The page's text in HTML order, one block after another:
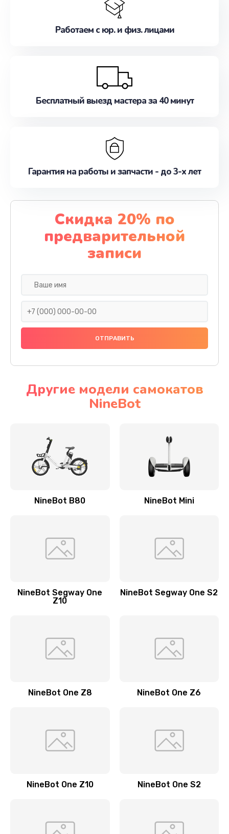
Работаем с юр. и физ. лицами
Бесплатный выезд мастера за 40 минут
Гарантия на работы и запчасти - до 3-х лет
Скидка 20% по
предварительной
записи
Другие модели самокатов
NineBot
NineBot B80 NineBot Mini
NineBot Segway One
Z10
NineBot Segway One S2
NineBot One Z8 NineBot One Z6
NineBot One Z10 NineBot One S2